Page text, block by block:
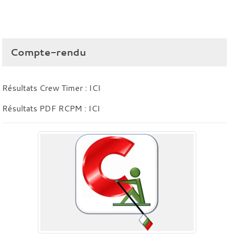
Compte-rendu
Résultats Crew Timer : ICI
Résultats PDF RCPM : ICI